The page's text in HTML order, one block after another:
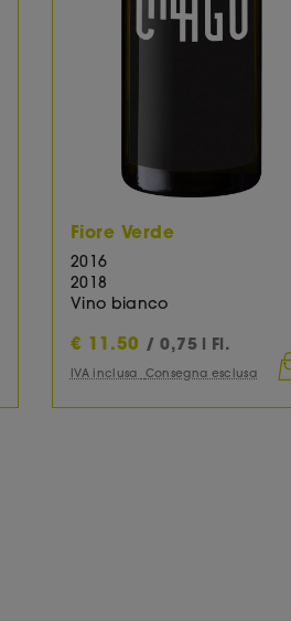
Fiore Verde
2016
2018
Vino bianco
€ 11.50 / 0,75 l Fl.
IVA inclusa Consegna esclusa